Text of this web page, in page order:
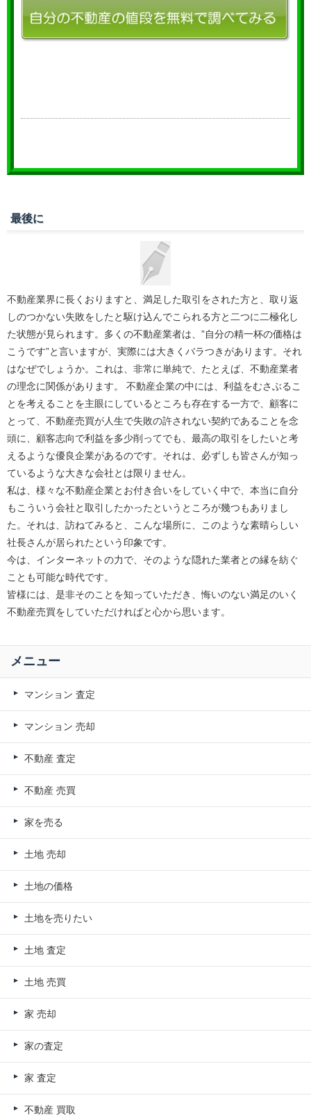
最後に
不動産業界に長くおりますと、満足した取引をされた方と、取り返
しのつかない失敗をしたと駆け込んでこられる方と二つに二極化し
た状態が見られます。多くの不動産業者は、”自分の精一杯の価格は
こうです”と言いますが、実際には大きくバラつきがあります。それ
はなぜでしょうか。これは、非常に単純で、たとえば、不動産業者
の理念に関係があります。 不動産企業の中には、利益をむさぶるこ
とを考えることを主眼にしているところも存在する一方で、顧客に
とって、不動産売買が人生で失敗の許されない契約であることを念
頭に、顧客志向で利益を多少削ってでも、最高の取引をしたいと考
えるような優良企業があるのです。それは、必ずしも皆さんが知っ
ているような大きな会社とは限りません。
私は、様々な不動産企業とお付き合いをしていく中で、本当に自分
もこういう会社と取引したかったというところが幾つもありまし
た。それは、訪ねてみると、こんな場所に、このような素晴らしい
社長さんが居られたという印象です。
今は、インターネットの力で、そのような隠れた業者との縁を紡ぐ
ことも可能な時代です。
皆様には、是非そのことを知っていただき、悔いのない満足のいく
不動産売買をしていただければと心から思います。
メニュー
マンション 査定
マンション 売却
不動産 査定
不動産 売買
家を売る
土地 売却
土地の価格
土地を売りたい
土地 査定
土地 売買
家 売却
家の査定
家 査定
不動産 買取